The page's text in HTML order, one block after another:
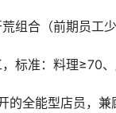
组合（前期员工少
，标准：料理≥70
的全能型店员，